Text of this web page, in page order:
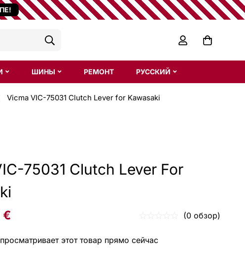
ШИНЫ РЕМОНТ РУССКИЙ
Vicma VIC-75031 Clutch Lever for Kawasaki
75031 Clutch Lever For
€ (0 обзор)
этот товар прямо сейчас